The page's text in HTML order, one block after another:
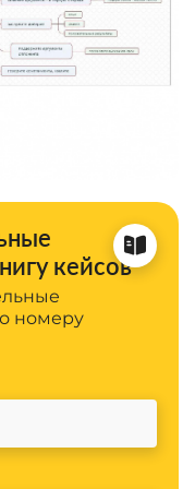
кейсов
номеру